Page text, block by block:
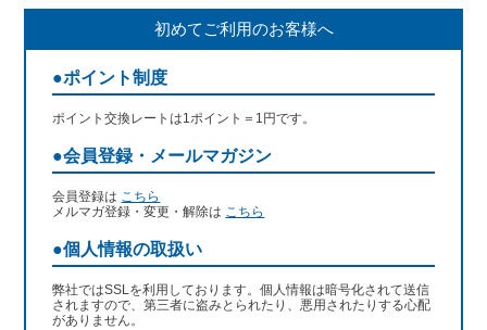
初めてご利用のお客様へ
●ポイント制度
ポイント交換レートは1ポイント＝1円です。
●会員登録・メールマガジン
会員登録は こちら
メルマガ登録・変更・解除は こちら
●個人情報の取扱い
弊社ではSSLを利用しております。個人情報は暗号化されて送信
されますので、第三者に盗みとられたり、悪用されたりする心配
がありません。